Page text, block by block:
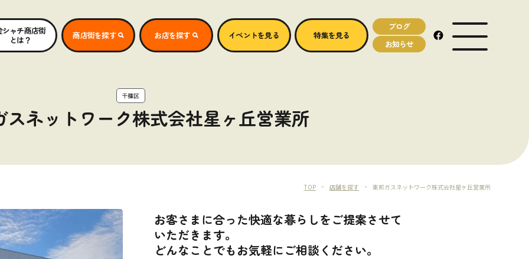
千種区
スネットワーク株式会社星ヶ丘営業所
シャチ商店街
とは？
商店街を探す お店を探す イベントを見る 特集を見る
ブログ
お知らせ
MENU OPEN
TOP 店舗を探す 東邦ガスネットワーク株式会社星ヶ丘営業所
お客さまに合った快適な暮らしをご提案させて
いただきます。
どんなことでもお気軽にご相談ください。